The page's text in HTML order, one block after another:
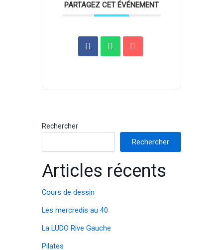
PARTAGEZ CET ÉVÉNEMENT
Rechercher
Rechercher
Articles récents
Cours de dessin
Les mercredis au 40
La LUDO Rive Gauche
Pilates